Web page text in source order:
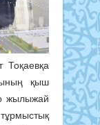
қыш
жылыжай